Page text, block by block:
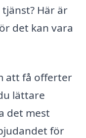
Här är
det kan vara
att få offerter
lättare
det mest
för